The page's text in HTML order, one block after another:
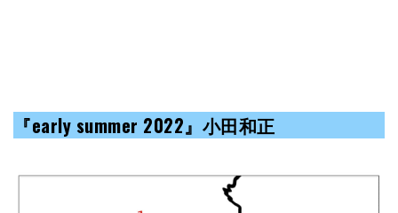
『early summer 2022』小田和正